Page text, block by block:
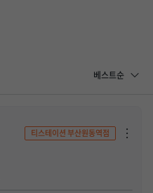
티스테이션 부산원동역점